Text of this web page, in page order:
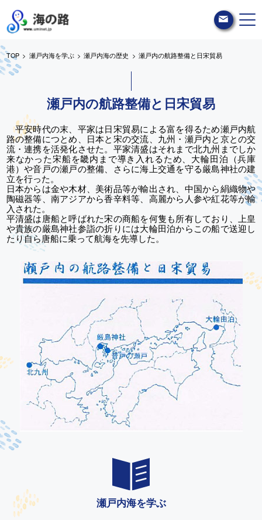
TOP 瀬戸内海を学ぶ 瀬戸内海の歴史 瀬戸内の航路整備と日宋貿易
瀬戸内の航路整備と日宋貿易
平安時代の末、平家は日宋貿易による富を得るため瀬戸内航
路の整備につとめ、日本と宋の交流、九州・瀬戸内と京との交
流・連携を活発化させた。平家清盛はそれまで北九州までしか
来なかった宋船を畿内まで導き入れるため、大輪田泊（兵庫
港）や音戸の瀬戸の整備、さらに海上交通を守る厳島神社の建
立を行った。
日本からは金や木材、美術品等が輸出され、中国から絹織物や
陶磁器等、南アジアから香辛料等、高麗から人参や紅花等が輸
入された。
平清盛は唐船と呼ばれた宋の商船を何隻も所有しており、上皇
や貴族の厳島神社参詣の折りには大輪田泊からこの船で送迎し
たり自ら唐船に乗って航海を先導した。
瀬戸内海を学ぶ